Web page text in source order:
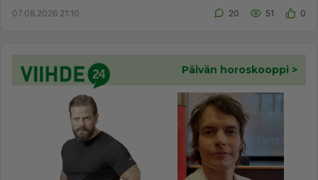
07.08.2026 21:10 20 51 0